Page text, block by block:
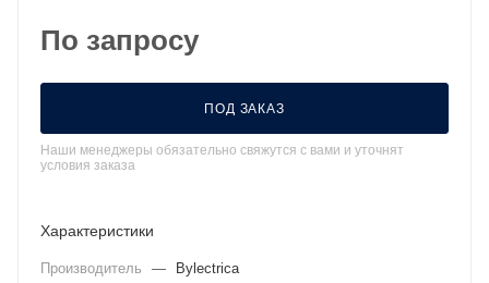
По запросу
ПОД ЗАКАЗ
Наши менеджеры обязательно свяжутся с вами и уточнят
условия заказа
Характеристики
Производитель —
Bylectrica